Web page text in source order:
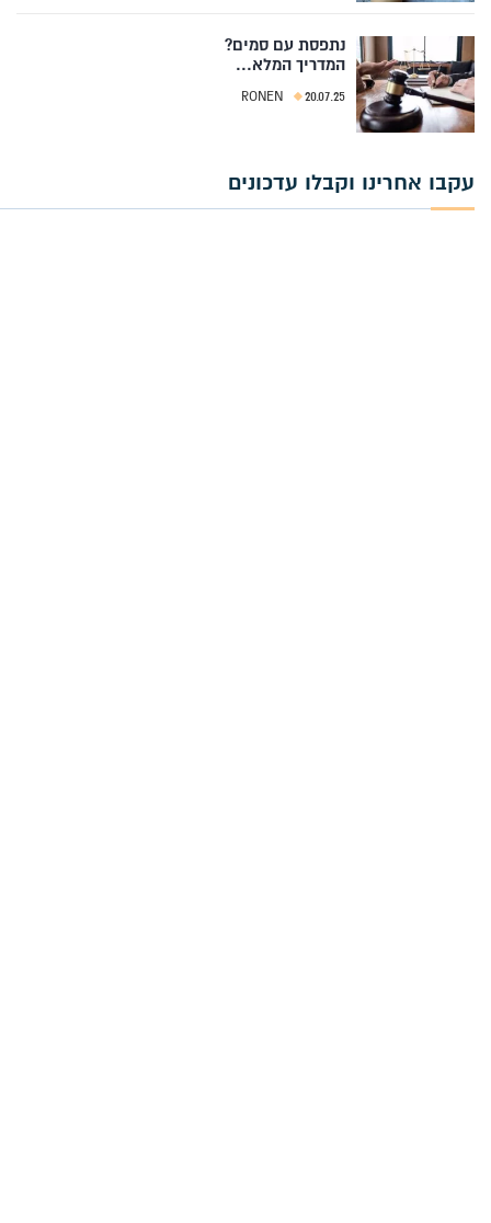
נתפסת עם סמים?
המדריך המלא...
RONEN 20.07.25
עקבו אחרינו וקבלו עדכונים